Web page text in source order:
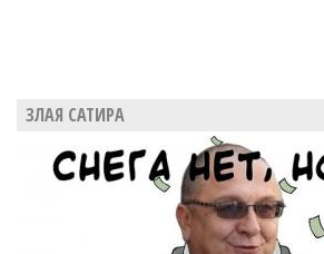
ЗЛАЯ САТИРА